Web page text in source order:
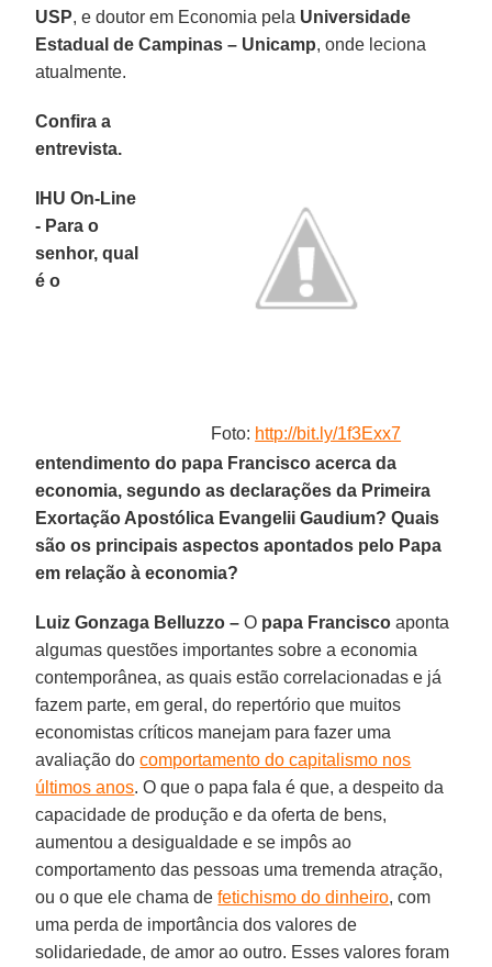
USP, e doutor em Economia pela Universidade
Estadual de Campinas – Unicamp, onde leciona
atualmente.
Foto: http://bit.ly/1f3Exx7
Confira a
entrevista.
IHU On-Line
- Para o
senhor, qual
é o
entendimento do papa Francisco acerca da
economia, segundo as declarações da Primeira
Exortação Apostólica Evangelii Gaudium? Quais
são os principais aspectos apontados pelo Papa
em relação à economia?
Luiz Gonzaga Belluzzo – O papa Francisco aponta
algumas questões importantes sobre a economia
contemporânea, as quais estão correlacionadas e já
fazem parte, em geral, do repertório que muitos
economistas críticos manejam para fazer uma
avaliação docomportamento do capitalismo nos
últimos anos. O que o papa fala é que, a despeito da
capacidade de produção e da oferta de bens,
aumentou a desigualdade e se impôs ao
comportamento das pessoas uma tremenda atração,
ou o que ele chama defetichismo do dinheiro, com
uma perda de importância dos valores de
solidariedade, de amor ao outro. Esses valores foram